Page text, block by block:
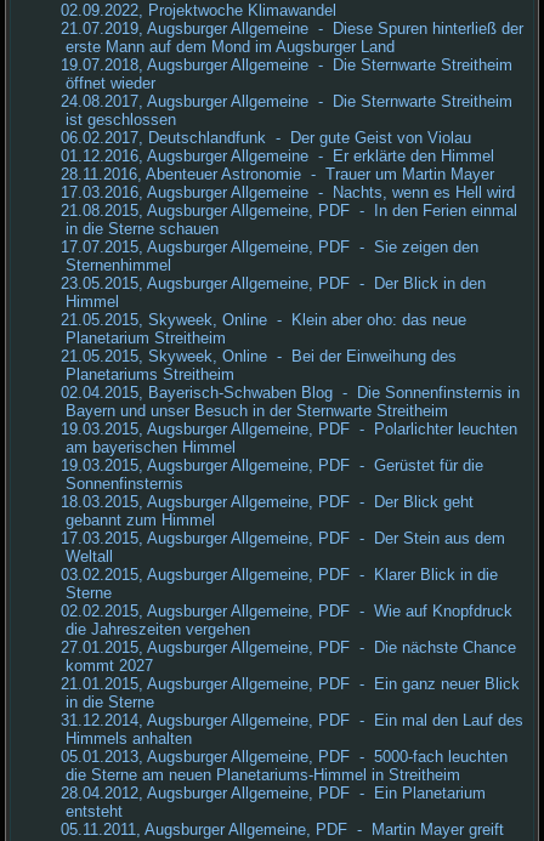
02.09.2022, Projektwoche Klimawandel
21.07.2019, Augsburger Allgemeine - Diese Spuren hinterließ der
erste Mann auf dem Mond im Augsburger Land
19.07.2018, Augsburger Allgemeine - Die Sternwarte Streitheim
öffnet wieder
24.08.2017, Augsburger Allgemeine - Die Sternwarte Streitheim
ist geschlossen
06.02.2017, Deutschlandfunk - Der gute Geist von Violau
01.12.2016, Augsburger Allgemeine - Er erklärte den Himmel
28.11.2016, Abenteuer Astronomie - Trauer um Martin Mayer
17.03.2016, Augsburger Allgemeine - Nachts, wenn es Hell wird
21.08.2015, Augsburger Allgemeine, PDF - In den Ferien einmal
in die Sterne schauen
17.07.2015, Augsburger Allgemeine, PDF - Sie zeigen den
Sternenhimmel
23.05.2015, Augsburger Allgemeine, PDF - Der Blick in den
Himmel
21.05.2015, Skyweek, Online - Klein aber oho: das neue
Planetarium Streitheim
21.05.2015, Skyweek, Online - Bei der Einweihung des
Planetariums Streitheim
02.04.2015, Bayerisch-Schwaben Blog - Die Sonnenfinsternis in
Bayern und unser Besuch in der Sternwarte Streitheim
19.03.2015, Augsburger Allgemeine, PDF - Polarlichter leuchten
am bayerischen Himmel
19.03.2015, Augsburger Allgemeine, PDF - Gerüstet für die
Sonnenfinsternis
18.03.2015, Augsburger Allgemeine, PDF - Der Blick geht
gebannt zum Himmel
17.03.2015, Augsburger Allgemeine, PDF - Der Stein aus dem
Weltall
03.02.2015, Augsburger Allgemeine, PDF - Klarer Blick in die
Sterne
02.02.2015, Augsburger Allgemeine, PDF - Wie auf Knopfdruck
die Jahreszeiten vergehen
27.01.2015, Augsburger Allgemeine, PDF - Die nächste Chance
kommt 2027
21.01.2015, Augsburger Allgemeine, PDF - Ein ganz neuer Blick
in die Sterne
31.12.2014, Augsburger Allgemeine, PDF - Ein mal den Lauf des
Himmels anhalten
05.01.2013, Augsburger Allgemeine, PDF - 5000-fach leuchten
die Sterne am neuen Planetariums-Himmel in Streitheim
28.04.2012, Augsburger Allgemeine, PDF - Ein Planetarium
entsteht
05.11.2011, Augsburger Allgemeine, PDF - Martin Mayer greift